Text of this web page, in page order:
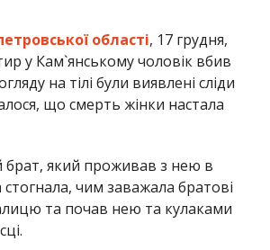
області, 17 грудня,
у Кам`янському чоловік вбив
на тілі були виявлені сліди
що смерть жінки настала
брат, який проживав з нею в
чим заважала братові
та почав нею та кулаками